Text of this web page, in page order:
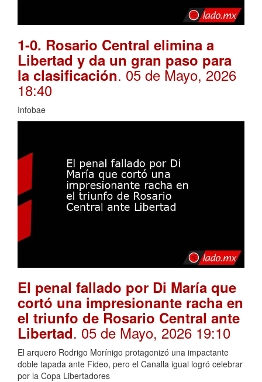
1-0. Rosario Central elimina a
Libertad y da un gran paso para
la clasificación. 05 de Mayo, 2026
18:40
Infobae
El penal fallado por Di María que
cortó una impresionante racha en
el triunfo de Rosario Central ante
Libertad. 05 de Mayo, 2026 19:10
El arquero Rodrigo Morínigo protagonizó una impactante
doble tapada ante Fideo, pero el Canalla igual logró celebrar
por la Copa Libertadores